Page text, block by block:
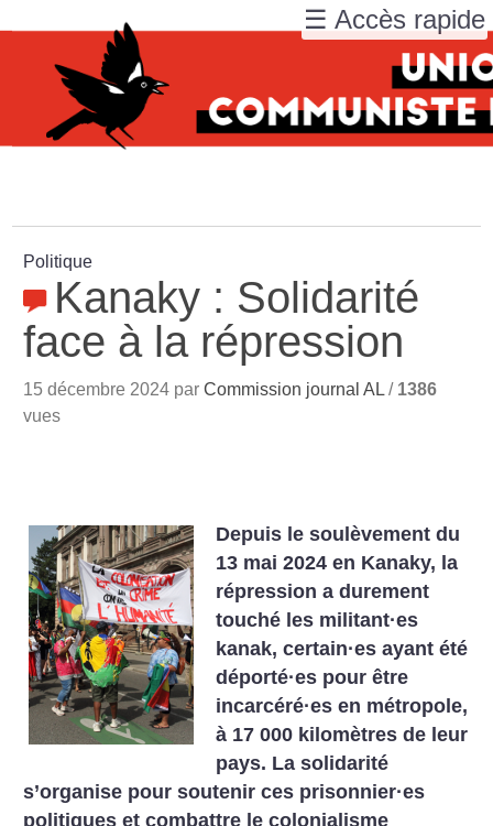
Politique
Kanaky : Solidarité
face à la répression
15 décembre 2024 parCommission journal AL / 1386
vues
Depuis le soulèvement du
13 mai 2024 en Kanaky, la
répression a durement
touché les militant·es
kanak, certain·es ayant été
déporté·es pour être
incarcéré·es en métropole,
à 17 000 kilomètres de leur
pays. La solidarité
s’organise pour soutenir ces prisonnier·es
politiques et combattre le colonialisme
☰ Accès rapide